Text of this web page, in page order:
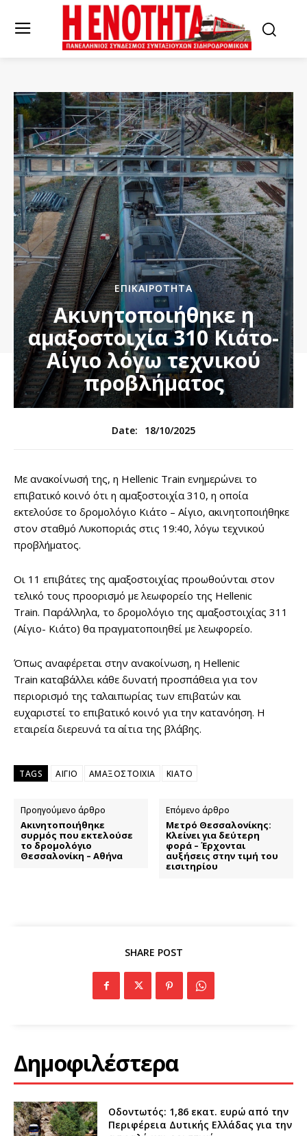
ΕΠΙΚΑΙΡΌΤΗΤΑ
Ακινητοποιήθηκε η
αμαξοστοιχία 310 Κιάτο-
Αίγιο λόγω τεχνικού
προβλήματος
Date: 18/10/2025
Με ανακοίνωσή της, η Hellenic Train ενημερώνει το
επιβατικό κοινό ότι η αμαξοστοιχία 310, η οποία
εκτελούσε το δρομολόγιο Κιάτο – Αίγιο, ακινητοποιήθηκε
στον σταθμό Λυκοποριάς στις 19:40, λόγω τεχνικού
προβλήματος.
Οι 11 επιβάτες της αμαξοστοιχίας προωθούνται στον
τελικό τους προορισμό με λεωφορείο της Hellenic
Train. Παράλληλα, το δρομολόγιο της αμαξοστοιχίας 311
(Αίγιο- Κιάτο) θα πραγματοποιηθεί με λεωφορείο.
Όπως αναφέρεται στην ανακοίνωση, η Hellenic
Train καταβάλλει κάθε δυνατή προσπάθεια για τον
περιορισμό της ταλαιπωρίας των επιβατών και
ευχαριστεί το επιβατικό κοινό για την κατανόηση. Η
εταιρεία διερευνά τα αίτια της βλάβης.
TAGS ΑΙΓΙΟ ΑΜΑΞΟΣΤΟΙΧΙΑ ΚΙΑΤΟ
Προηγούμενο άρθρο
Ακινητοποιήθηκε
συρμός που εκτελούσε
το δρομολόγιο
Θεσσαλονίκη – Αθήνα
Επόμενο άρθρο
Μετρό Θεσσαλονίκης:
Κλείνει για δεύτερη
φορά – Έρχονται
αυξήσεις στην τιμή του
εισιτηρίου
SHARE POST
Δημοφιλέστερα
Οδοντωτός: 1,86 εκατ. ευρώ από την
Περιφέρεια Δυτικής Ελλάδας για την